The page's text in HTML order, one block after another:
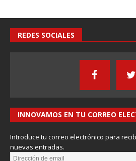
REDES SOCIALES
INNOVAMOS EN TU CORREO
Introduce tu correo electrónico para
nuevas entradas.